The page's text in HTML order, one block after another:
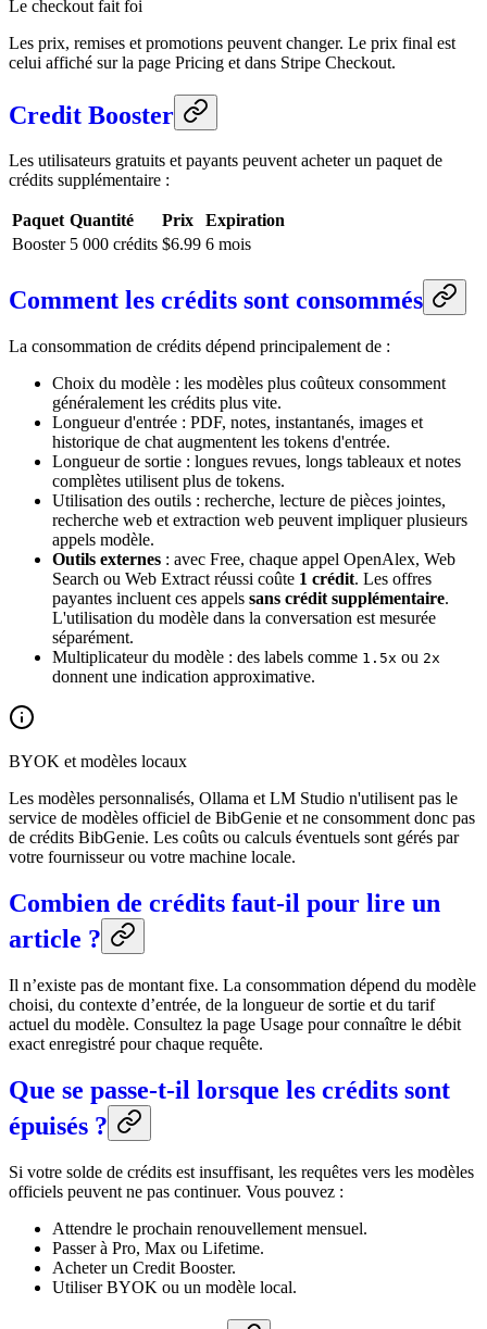
Le checkout fait foi
Les prix, remises et promotions peuvent changer. Le prix final est
celui affiché sur la page Pricing et dans Stripe Checkout.
Credit Booster
Les utilisateurs gratuits et payants peuvent acheter un paquet de
crédits supplémentaire :
Paquet Quantité Prix
Expiration
Booster 5 000 crédits $6.99 6 mois
Comment les crédits sont consommés
La consommation de crédits dépend principalement de :
Choix du modèle : les modèles plus coûteux consomment
généralement les crédits plus vite.
Longueur d'entrée : PDF, notes, instantanés, images et
historique de chat augmentent les tokens d'entrée.
Longueur de sortie : longues revues, longs tableaux et notes
complètes utilisent plus de tokens.
Utilisation des outils : recherche, lecture de pièces jointes,
recherche web et extraction web peuvent impliquer plusieurs
appels modèle.
Outils externes : avec Free, chaque appel OpenAlex, Web
Search ou Web Extract réussi coûte 1 crédit. Les offres
payantes incluent ces appels sans crédit supplémentaire.
L'utilisation du modèle dans la conversation est mesurée
séparément.
Multiplicateur du modèle : des labels comme 1.5x ou 2x
donnent une indication approximative.
BYOK et modèles locaux
Les modèles personnalisés, Ollama et LM Studio n'utilisent pas le
service de modèles officiel de BibGenie et ne consomment donc pas
de crédits BibGenie. Les coûts ou calculs éventuels sont gérés par
votre fournisseur ou votre machine locale.
Combien de crédits faut-il pour lire un
article ?
Il n’existe pas de montant fixe. La consommation dépend du modèle
choisi, du contexte d’entrée, de la longueur de sortie et du tarif
actuel du modèle. Consultez la page Usage pour connaître le débit
exact enregistré pour chaque requête.
Que se passe-t-il lorsque les crédits sont
épuisés ?
Si votre solde de crédits est insuffisant, les requêtes vers les modèles
officiels peuvent ne pas continuer. Vous pouvez :
Attendre le prochain renouvellement mensuel.
Passer à Pro, Max ou Lifetime.
Acheter un Credit Booster.
Utiliser BYOK ou un modèle local.